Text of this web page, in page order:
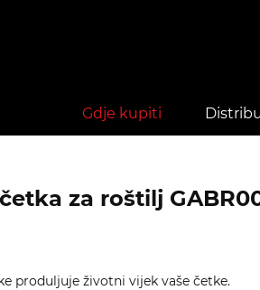
Gdje kupiti
za roštilj
produljuje životni vijek vaše četke.